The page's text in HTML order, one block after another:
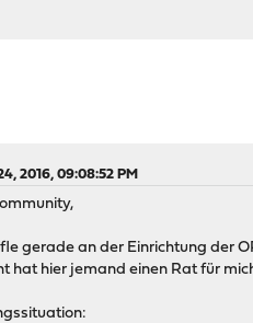
2016, 09:08:52 PM
gerade an der Einrichtung der
hat hier jemand einen Rat für